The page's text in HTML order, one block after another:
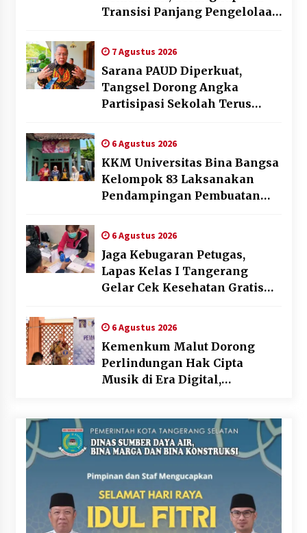
Transisi Panjang Pengelolaan
Transparan
7 Agustus 2026
Sarana PAUD Diperkuat,
Tangsel Dorong Angka
Partisipasi Sekolah Terus
6 Agustus 2026
KKM Universitas Bina Bangsa
Kelompok 83 Laksanakan
Pendampingan Pembuatan
Memperkuat Pemasaran
UMKM di Desa Cempaka
6 Agustus 2026
Jaga Kebugaran Petugas,
Lapas Kelas I Tangerang
Gelar Cek Kesehatan Gratis
6 Agustus 2026
Kemenkum Malut Dorong
Perlindungan Hak Cipta
Musik di Era Digital,